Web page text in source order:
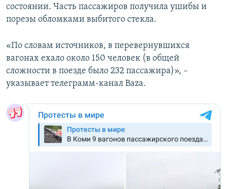
состоянии. Часть пассажиров получила ушибы и
порезы обломками выбитого стекла.
«По словам источников, в перевернувшихся
вагонах ехало около 150 человек (в общей
сложности в поезде было 232 пассажира)», –
указывает телеграмм-канал Baza.